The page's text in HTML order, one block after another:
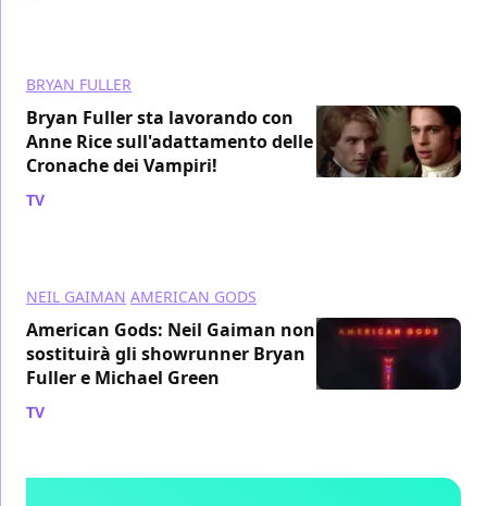
BRYAN FULLER
Bryan Fuller sta lavorando con
Anne Rice sull'adattamento delle
Cronache dei Vampiri!
TV
NEIL GAIMAN AMERICAN GODS
American Gods: Neil Gaiman non
sostituirà gli showrunner Bryan
Fuller e Michael Green
TV